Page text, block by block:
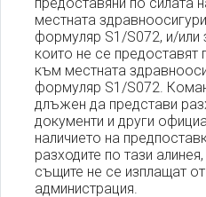
местната
формуляр S1/S072, и/или
които не се предоставят
към местната
формуляр S1/S072.
длъжен да представи
документи и други
наличието на
разходите по тази
същите не се изплащат
администрация.